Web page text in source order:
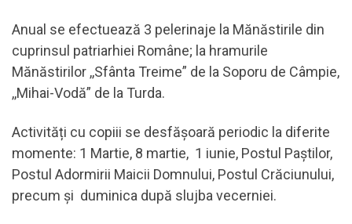
Anual se efectuează 3 pelerinaje la Mănăstirile din
cuprinsul patriarhiei Române; la hramurile
Mănăstirilor ,,Sfânta Treime” de la Soporu de Câmpie,
,,Mihai-Vodă” de la Turda.
Activități cu copiii se desfășoară periodic la diferite
momente: 1 Martie, 8 martie, 1 iunie, Postul Paștilor,
Postul Adormirii Maicii Domnului, Postul Crăciunului,
precum și duminica după slujba vecerniei.